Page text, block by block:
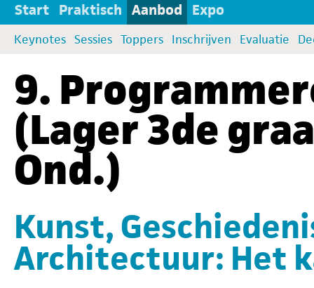
Start Praktisch Aanbod Expo
Keynotes Sessies Toppers Inschrijven Evaluatie
9.
(Lager 3de
Ond.)
Kunst,
Architectuur: Het